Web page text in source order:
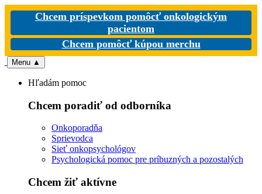
Chcem príspevkom pomôcť onkologickým
pacientom
Chcem pomôcť kúpou merchu
Menu ▲
Hľadám pomoc
Chcem poradiť od odborníka
Onkoporadňa
Sprievodca
Sieť onkopsychológov
Psychologická pomoc pre príbuzných a pozostalých
Chcem žiť aktívne